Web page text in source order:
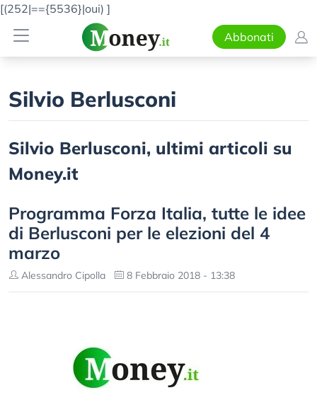
[(252|=={5536}|oui) ]
Abbonati
Silvio Berlusconi
Silvio Berlusconi, ultimi articoli su
Money.it
Programma Forza Italia, tutte le idee
di Berlusconi per le elezioni del 4
marzo
Alessandro Cipolla 8 Febbraio 2018 - 13:38